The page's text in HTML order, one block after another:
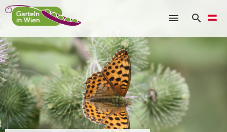
Nach was suchen Sie?